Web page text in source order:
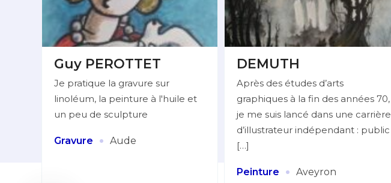
Guy PEROTTET
Je pratique la gravure sur
linoléum, la peinture à l'huile et
un peu de sculpture
Gravure · Aude
DEMUTH
Après des études d’arts
graphiques à la fin des années 70,
je me suis lancé dans une carrière
d’illustrateur indépendant : public
[…]
Peinture · Aveyron